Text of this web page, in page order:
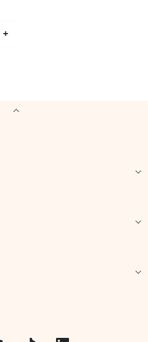
+